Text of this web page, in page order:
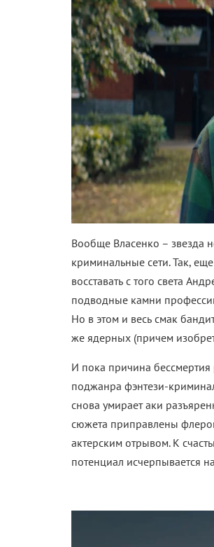
Вообще Власенко – звезда
криминальные сети. Так,
восставать с того света
подводные камни
Но в этом и весь смак
же ядерных (причем
И пока причина бессмертия
поджанра фэнтези-
снова умирает аки
сюжета приправлены
актерским отрывом. К
потенциал исчерпывается